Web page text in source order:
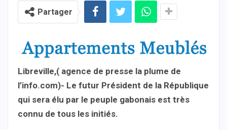
Partager
Libreville,( agence de presse la plume de
l’info.com)- Le futur Président de la République
qui sera élu par le peuple gabonais est très
connu de tous les initiés.